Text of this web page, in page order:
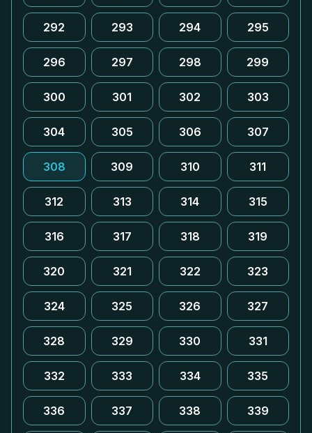
292 293 294 295
296 297 298 299
300 301 302 303
304 305 306 307
308 309 310 311
312 313 314 315
316 317 318 319
320 321 322 323
324 325 326 327
328 329 330 331
332 333 334 335
336 337 338 339